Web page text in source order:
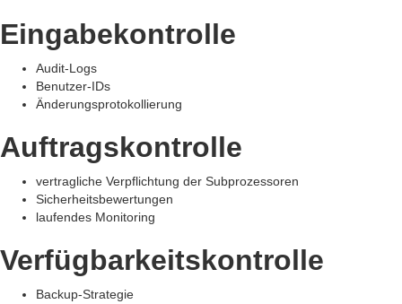
Eingabekontrolle
Audit-Logs
Benutzer-IDs
Änderungsprotokollierung
Auftragskontrolle
vertragliche Verpflichtung der Subprozessoren
Sicherheitsbewertungen
laufendes Monitoring
Verfügbarkeitskontrolle
Backup-Strategie